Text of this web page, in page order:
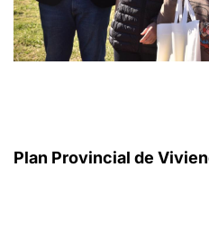
Plan Provincial de